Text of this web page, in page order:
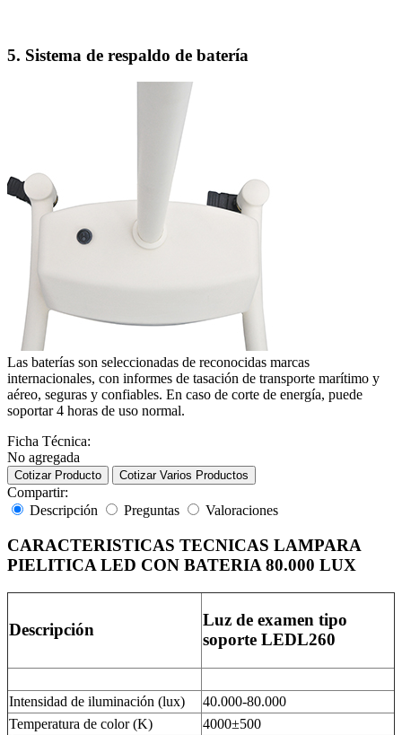
5. Sistema de respaldo de batería
Las baterías son seleccionadas de reconocidas marcas
internacionales, con informes de tasación de transporte marítimo y
aéreo, seguras y confiables. En caso de corte de energía, puede
soportar 4 horas de uso normal.
Ficha Técnica:
No agregada
Cotizar Producto Cotizar Varios Productos
Compartir:
Descripción
Preguntas Valoraciones
CARACTERISTICAS TECNICAS LAMPARA
PIELITICA LED CON BATERIA 80.000 LUX
Descripción
Luz de examen tipo
soporte LEDL260
Intensidad de iluminación (lux)
40.000-80.000
Temperatura de color (K)
4000±500